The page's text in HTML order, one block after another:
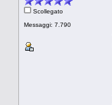
Scollegato
Messaggi: 7.790